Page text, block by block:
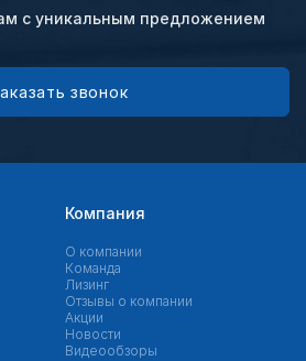
с уникальным предложением
звонок
Компания
О компании
Команда
Лизинг
Отзывы о компании
Акции
Новости
Видеообзоры